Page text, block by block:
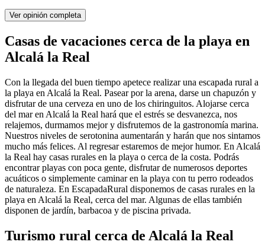
Ver opinión completa
Casas de vacaciones cerca de la playa en
Alcalá la Real
Con la llegada del buen tiempo apetece realizar una escapada rural a
la playa en Alcalá la Real. Pasear por la arena, darse un chapuzón y
disfrutar de una cerveza en uno de los chiringuitos. Alojarse cerca
del mar en Alcalá la Real hará que el estrés se desvanezca, nos
relajemos, durmamos mejor y disfrutemos de la gastronomía marina.
Nuestros niveles de serotonina aumentarán y harán que nos sintamos
mucho más felices. Al regresar estaremos de mejor humor. En Alcalá
la Real hay casas rurales en la playa o cerca de la costa. Podrás
encontrar playas con poca gente, disfrutar de numerosos deportes
acuáticos o simplemente caminar en la playa con tu perro rodeados
de naturaleza. En EscapadaRural disponemos de casas rurales en la
playa en Alcalá la Real, cerca del mar. Algunas de ellas también
disponen de jardín, barbacoa y de piscina privada.
Turismo rural cerca de Alcalá la Real